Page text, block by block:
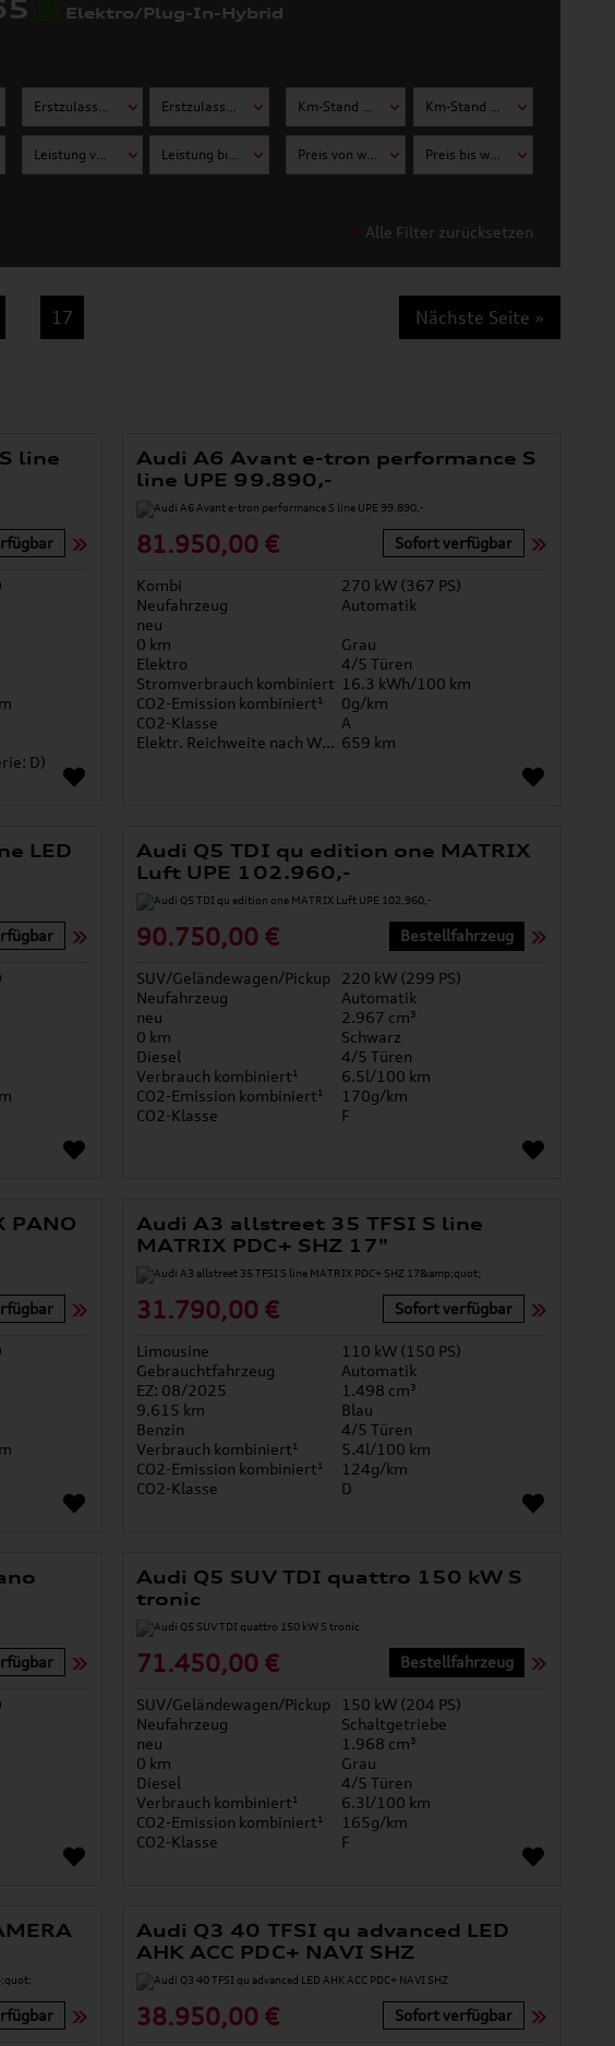
Elektro/Plug-In-Hybrid
Preis bis wählen
Alle Filter zurücksetzen
17 Nächste Seite »
line
D)
Audi A6 Avant e-tron performance S
line UPE 99.890,-
81.950,00 € Sofort verfügbar
Kombi
270 kW (367 PS)
Neufahrzeug
Automatik
neu
0 km
Grau
Elektro
4/5 Türen
Stromverbrauch kombiniert 16.3 kWh/100 km
CO2-Emission kombiniert¹
0g/km
CO2-Klasse
A
Elektr. Reichweite nach WLTP* 659 km
LED
Audi Q5 TDI qu edition one MATRIX
Luft UPE 102.960,-
90.750,00 € Bestellfahrzeug
SUV/Geländewagen/Pickup
220 kW (299 PS)
Neufahrzeug
Automatik
neu
2.967 cm³
0 km
Schwarz
Diesel
4/5 Türen
Verbrauch kombiniert¹
6.5l/100 km
CO2-Emission kombiniert¹
170g/km
CO2-Klasse
F
PANO
Audi A3 allstreet 35 TFSI S line
MATRIX PDC+ SHZ 17"
31.790,00 € Sofort verfügbar
Limousine
110 kW (150 PS)
Gebrauchtfahrzeug
Automatik
EZ: 08/2025
1.498 cm³
9.615 km
Blau
Benzin
4/5 Türen
Verbrauch kombiniert¹
5.4l/100 km
CO2-Emission kombiniert¹
124g/km
CO2-Klasse
D
Audi Q5 SUV TDI quattro 150 kW S
tronic
71.450,00 € Bestellfahrzeug
SUV/Geländewagen/Pickup
150 kW (204 PS)
Neufahrzeug
Schaltgetriebe
neu
1.968 cm³
0 km
Grau
Diesel
4/5 Türen
Verbrauch kombiniert¹
6.3l/100 km
CO2-Emission kombiniert¹
165g/km
CO2-Klasse
F
Audi Q3 40 TFSI qu advanced LED
AHK ACC PDC+ NAVI SHZ
38.950,00 € Sofort verfügbar